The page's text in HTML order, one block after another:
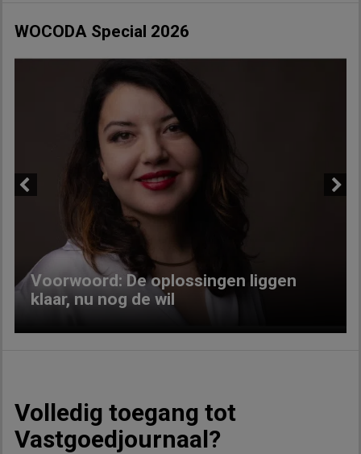
WOCODA Special 2026
Voorwoord: De oplossingen liggen
klaar, nu nog de wil
Volledig toegang tot
Vastgoedjournaal?